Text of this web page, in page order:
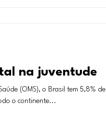
na juventude
(OMS), o Brasil tem 5,8% de
o continente...